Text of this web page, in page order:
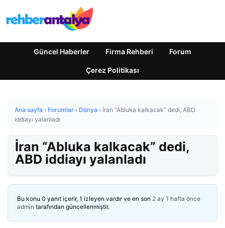
Güncel Haberler Firma Rehberi Forum
Çerez Politikası
Ana sayfa › Forumlar › Dünya › İran “Abluka kalkacak” dedi, ABD
iddiayı yalanladı
İran “Abluka kalkacak” dedi,
ABD iddiayı yalanladı
Bu konu 0 yanıt içerir, 1 izleyen vardır ve en son 2 ay 1 hafta önce
admin tarafından güncellenmiştir.